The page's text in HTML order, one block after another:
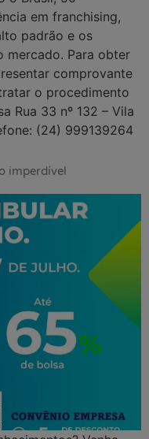
em franchising,
padrão e os
mercado. Para obter
comprovante
o procedimento
Rua 33 nº 132 – Vila
(24) 999139264
imperdível